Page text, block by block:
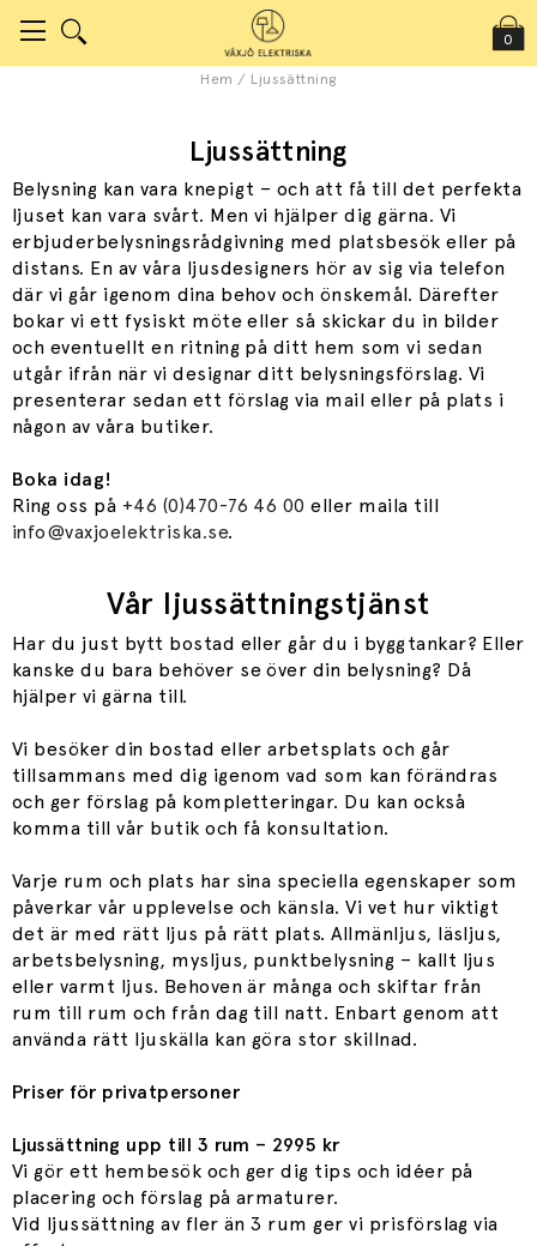
0
Hem / Ljussättning
Ljussättning
Belysning kan vara knepigt – och att få till det perfekta
ljuset kan vara svårt. Men vi hjälper dig gärna. Vi
erbjuderbelysningsrådgivning med platsbesök eller på
distans. En av våra ljusdesigners hör av sig via telefon
där vi går igenom dina behov och önskemål. Därefter
bokar vi ett fysiskt möte eller så skickar du in bilder
och eventuellt en ritning på ditt hem som vi sedan
utgår ifrån när vi designar ditt belysningsförslag. Vi
presenterar sedan ett förslag via mail eller på plats i
någon av våra butiker.
Boka idag!
Ring oss på +46 (0)470-76 46 00 eller maila till
info@vaxjoelektriska.se.
Vår ljussättningstjänst
Har du just bytt bostad eller går du i byggtankar? Eller
kanske du bara behöver se över din belysning? Då
hjälper vi gärna till.
Vi besöker din bostad eller arbetsplats och går
tillsammans med dig igenom vad som kan förändras
och ger förslag på kompletteringar. Du kan också
komma till vår butik och få konsultation.
Varje rum och plats har sina speciella egenskaper som
påverkar vår upplevelse och känsla. Vi vet hur viktigt
det är med rätt ljus på rätt plats. Allmänljus, läsljus,
arbetsbelysning, mysljus, punktbelysning – kallt ljus
eller varmt ljus. Behoven är många och skiftar från
rum till rum och från dag till natt. Enbart genom att
använda rätt ljuskälla kan göra stor skillnad.
Priser för privatpersoner
Ljussättning upp till 3 rum – 2995 kr
Vi gör ett hembesök och ger dig tips och idéer på
placering och förslag på armaturer.
Vid ljussättning av fler än 3 rum ger vi prisförslag via